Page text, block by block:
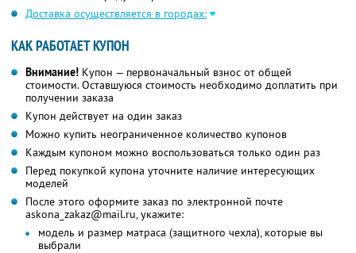
Доставка осуществляется в городах:
КАК РАБОТАЕТ КУПОН
Внимание! Купон — первоначальный взнос от общей
стоимости. Оставшуюся стоимость необходимо доплатить при
получении заказа
Купон действует на один заказ
Можно купить неограниченное количество купонов
Каждым купоном можно воспользоваться только один раз
Перед покупкой купона уточните наличие интересующих
моделей
После этого оформите заказ по электронной почте
askona_zakaz@mail.ru, укажите:
модель и размер матраса (защитного чехла), которые вы
выбрали